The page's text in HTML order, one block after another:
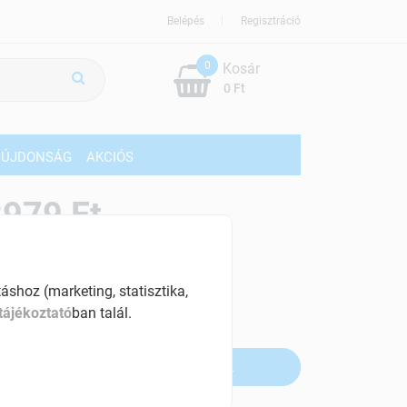
Regisztráció
Belépés
0
0 Ft
Kosár
ÚJDONSÁG AKCIÓS
Ft
(marketing, statisztika,
ban talál.